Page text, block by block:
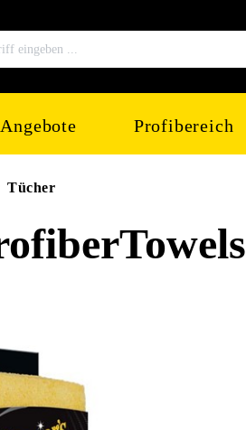
Angebote Profibereich
Tücher